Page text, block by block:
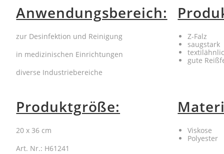
Anwendungsbereich:
zur Desinfektion und Reinigung
in medizinischen Einrichtungen
diverse Industriebereiche
Z-Falz
saugstark
gute
Produktgröße:
20 x 36 cm
Art. Nr.: H61241
Viskose
Polyester